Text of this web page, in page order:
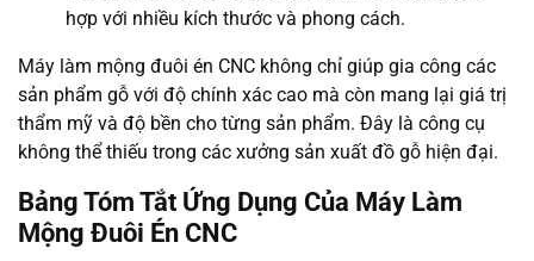
hợp với nhiều kích thước và phong cách.
Máy làm mộng đuôi én CNC không chỉ giúp gia công các
sản phẩm gỗ với độ chính xác cao mà còn mang lại giá trị
thẩm mỹ và độ bền cho từng sản phẩm. Đây là công cụ
không thể thiếu trong các xưởng sản xuất đồ gỗ hiện đại.
Bảng Tóm Tắt Ứng Dụng Của Máy Làm
Mộng Đuôi Én CNC